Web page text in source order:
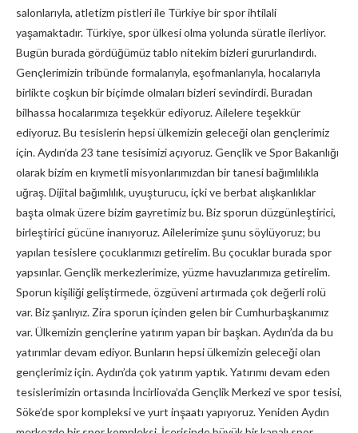
salonlarıyla, atletizm pistleri ile Türkiye bir spor ihtilali
yaşamaktadır. Türkiye, spor ülkesi olma yolunda süratle ilerliyor.
Bugün burada gördüğümüz tablo nitekim bizleri gururlandırdı.
Gençlerimizin tribünde formalarıyla, eşofmanlarıyla, hocalarıyla
birlikte coşkun bir biçimde olmaları bizleri sevindirdi. Buradan
bilhassa hocalarımıza teşekkür ediyoruz. Ailelere teşekkür
ediyoruz. Bu tesislerin hepsi ülkemizin geleceği olan gençlerimiz
için. Aydın’da 23 tane tesisimizi açıyoruz. Gençlik ve Spor Bakanlığı
olarak bizim en kıymetli misyonlarımızdan bir tanesi bağımlılıkla
uğraş. Dijital bağımlılık, uyuşturucu, içki ve berbat alışkanlıklar
başta olmak üzere bizim gayretimiz bu. Biz sporun düzgünleştirici,
birleştirici gücüne inanıyoruz. Ailelerimize şunu söylüyoruz; bu
yapılan tesislere çocuklarımızı getirelim. Bu çocuklar burada spor
yapsınlar. Gençlik merkezlerimize, yüzme havuzlarımıza getirelim.
Sporun kişiliği geliştirmede, özgüveni artırmada çok değerli rolü
var. Biz şanlıyız. Zira sporun içinden gelen bir Cumhurbaşkanımız
var. Ülkemizin gençlerine yatırım yapan bir başkan. Aydın’da da bu
yatırımlar devam ediyor. Bunların hepsi ülkemizin geleceği olan
gençlerimiz için. Aydın’da çok yatırım yaptık. Yatırımı devam eden
tesislerimizin ortasında İncirliova’da Gençlik Merkezi ve spor tesisi,
Söke’de spor kompleksi ve yurt inşaatı yapıyoruz. Yeniden Aydın